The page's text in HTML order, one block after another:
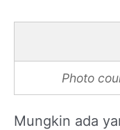
Photo
Mungkin ada